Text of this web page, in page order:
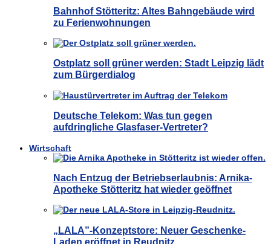
Bahnhof Stötteritz: Altes Bahngebäude wird
zu Ferienwohnungen
Ostplatz soll grüner werden: Stadt Leipzig lädt
zum Bürgerdialog
Deutsche Telekom: Was tun gegen
aufdringliche Glasfaser-Vertreter?
Wirtschaft
Nach Entzug der Betriebserlaubnis: Arnika-
Apotheke Stötteritz hat wieder geöffnet
„LALA”-Konzeptstore: Neuer Geschenke-
Laden eröffnet in Reudnitz